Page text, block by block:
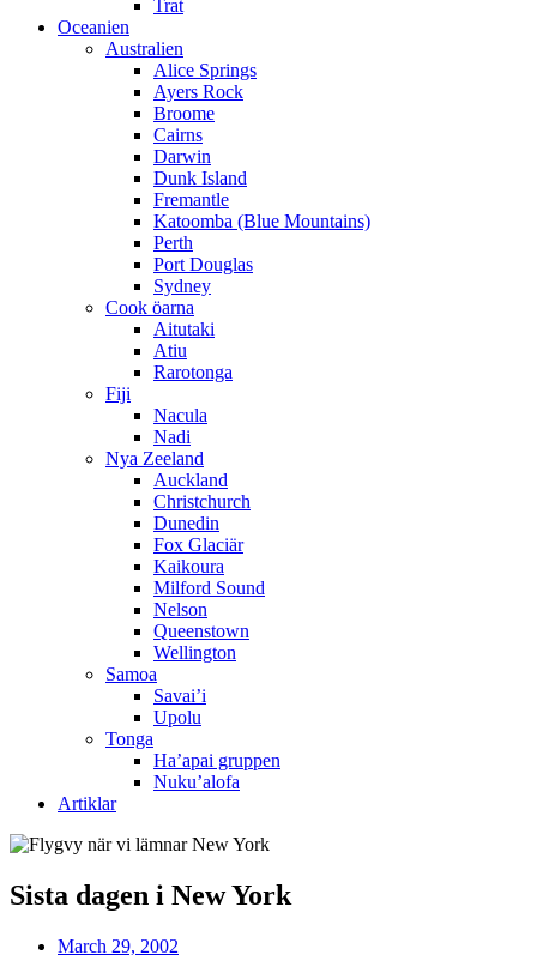
Trat
Oceanien
Australien
Alice Springs
Ayers Rock
Broome
Cairns
Darwin
Dunk Island
Fremantle
Katoomba (Blue Mountains)
Perth
Port Douglas
Sydney
Cook öarna
Aitutaki
Atiu
Rarotonga
Fiji
Nacula
Nadi
Nya Zeeland
Auckland
Christchurch
Dunedin
Fox Glaciär
Kaikoura
Milford Sound
Nelson
Queenstown
Wellington
Samoa
Savai’i
Upolu
Tonga
Ha’apai gruppen
Nuku’alofa
Artiklar
Sista dagen i New York
March 29, 2002